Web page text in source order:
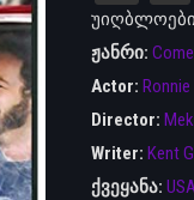
ჟანრი:
Actor: Ronnie
Director:
Writer: Kent
ქვეყანა: